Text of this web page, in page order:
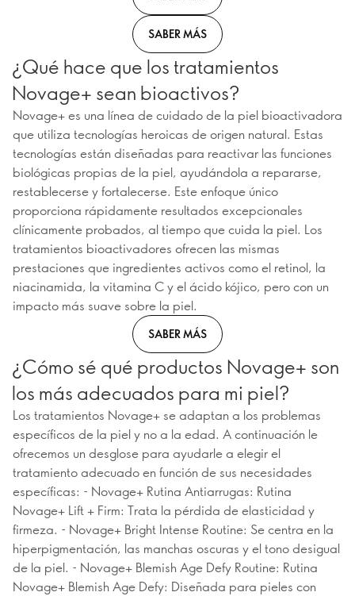
SABER MÁS
¿Qué hace que los tratamientos
Novage+ sean bioactivos?
Novage+ es una línea de cuidado de la piel bioactivadora
que utiliza tecnologías heroicas de origen natural. Estas
tecnologías están diseñadas para reactivar las funciones
biológicas propias de la piel, ayudándola a repararse,
restablecerse y fortalecerse. Este enfoque único
proporciona rápidamente resultados excepcionales
clínicamente probados, al tiempo que cuida la piel. Los
tratamientos bioactivadores ofrecen las mismas
prestaciones que ingredientes activos como el retinol, la
niacinamida, la vitamina C y el ácido kójico, pero con un
impacto más suave sobre la piel.
SABER MÁS
¿Cómo sé qué productos Novage+ son
los más adecuados para mi piel?
Los tratamientos Novage+ se adaptan a los problemas
específicos de la piel y no a la edad. A continuación le
ofrecemos un desglose para ayudarle a elegir el
tratamiento adecuado en función de sus necesidades
específicas: - Novage+ Rutina Antiarrugas: Rutina
Novage+ Lift + Firm: Trata la pérdida de elasticidad y
firmeza. - Novage+ Bright Intense Routine: Se centra en la
hiperpigmentación, las manchas oscuras y el tono desigual
de la piel. - Novage+ Blemish Age Defy Routine: Rutina
Novage+ Blemish Age Defy: Diseñada para pieles con